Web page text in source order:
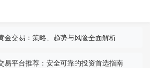
金交易：策略、趋势与风险全面解析
易平台推荐：安全可靠的投资首选指南